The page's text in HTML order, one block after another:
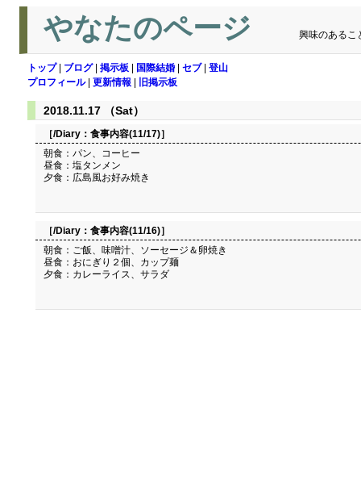
やなたのページ 興味のあるこ
トップ| ブログ| 掲示板 国際結婚 セブ| 登山
プロフィール| 更新情報 旧掲示板
2018.11.17 （Sat）
［/Diary： 食事内容(11/17)］
朝食：パン、コーヒー
昼食：塩タンメン
夕食：広島風お好み焼き
［/Diary： 食事内容(11/16)］
朝食：ご飯、味噌汁、ソーセージ＆卵焼き
昼食：おにぎり２個、カップ麺
夕食：カレーライス、サラダ